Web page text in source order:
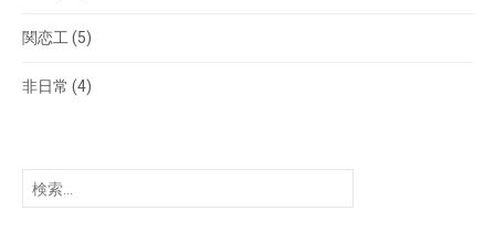
関恋工 (5)
非日常 (4)
検
索: